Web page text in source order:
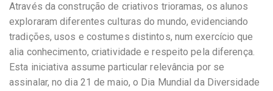
Através da construção de criativos trioramas, os alunos
exploraram diferentes culturas do mundo, evidenciando
tradições, usos e costumes distintos, num exercício que
alia conhecimento, criatividade e respeito pela diferença.
Esta iniciativa assume particular relevância por se
assinalar, no dia 21 de maio, o Dia Mundial da Diversidade